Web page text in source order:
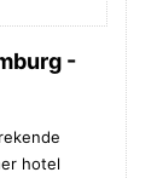
-
hotel